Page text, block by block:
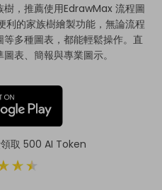
樹，推薦使用EdrawMax 流程圖
的家族樹繪製功能，無論流程
多種圖表，都能輕鬆操作。直
表、簡報與專業圖示。
取 500 AI Token